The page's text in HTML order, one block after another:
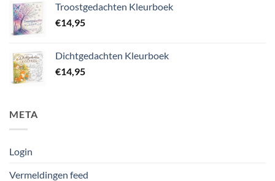
Troostgedachten Kleurboek
€14,95
Dichtgedachten Kleurboek
€14,95
META
Login
Vermeldingen feed